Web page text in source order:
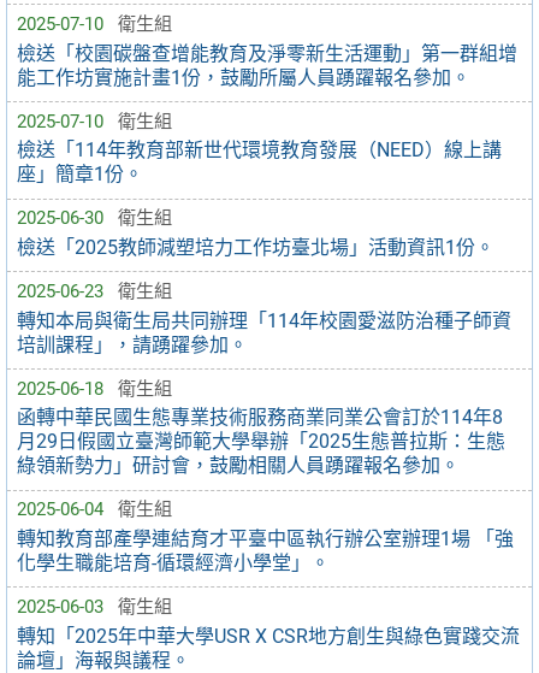
2025-07-10 衛生組
檢送「校園碳盤查增能教育及淨零新生活運動」第一群組增
能工作坊實施計畫1份，鼓勵所屬人員踴躍報名參加。
2025-07-10 衛生組
檢送「114年教育部新世代環境教育發展（NEED）線上講
座」簡章1份。
2025-06-30 衛生組
檢送「2025教師減塑培力工作坊臺北場」活動資訊1份。
2025-06-23 衛生組
轉知本局與衛生局共同辦理「114年校園愛滋防治種子師資
培訓課程」，請踴躍參加。
2025-06-18 衛生組
函轉中華民國生態專業技術服務商業同業公會訂於114年8
月29日假國立臺灣師範大學舉辦「2025生態普拉斯：生態
綠領新勢力」研討會，鼓勵相關人員踴躍報名參加。
2025-06-04 衛生組
轉知教育部產學連結育才平臺中區執行辦公室辦理1場 「強
化學生職能培育-循環經濟小學堂」。
2025-06-03 衛生組
轉知「2025年中華大學USR X CSR地方創生與綠色實踐交流
論壇」海報與議程。